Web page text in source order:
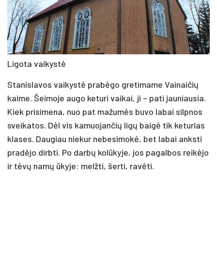
Li­go­ta vai­kys­tė
Sta­nis­la­vos vai­kys­tė pra­bė­go gre­ti­ma­me Vai­nai­čių
kai­me. Šei­mo­je au­go ke­tu­ri vai­kai, ji – pa­ti jau­niau­sia.
Kiek pri­si­me­na, nuo pat ma­žu­mės bu­vo la­bai silp­nos
svei­ka­tos. Dėl vis ka­muo­jan­čių li­gų bai­gė tik ke­tu­rias
kla­ses. Dau­giau nie­kur ne­be­si­mo­kė, bet la­bai anks­ti
pra­dė­jo dirb­ti. Po dar­bų ko­lū­ky­je, jos pa­gal­bos rei­kė­jo
ir tė­vų na­mų ūky­je: melž­ti, šer­ti, ra­vė­ti.